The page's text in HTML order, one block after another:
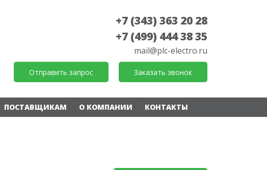
+7 (343) 363 20 28
+7 (499) 444 38 35
mail@plc-electro.ru
Отправить запрос Заказать звонок
ПОСТАВЩИКАМ О КОМПАНИИ КОНТАКТЫ